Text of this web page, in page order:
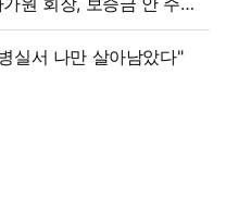
실서 나만 살아남았다"